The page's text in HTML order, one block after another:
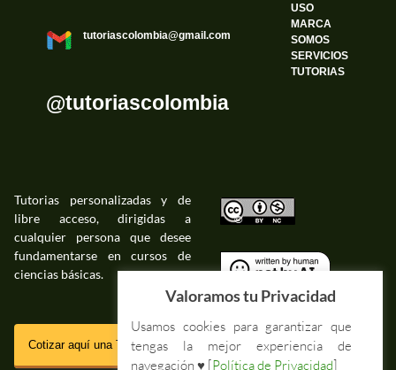
tutoriascolombia@gmail.com
@tutoriascolombia
USO
MARCA
SOMOS
SERVICIOS
TUTORIAS
Tutorias personalizadas y de
libre acceso, dirigidas a
cualquier persona que desee
fundamentarse en cursos de
ciencias básicas.
Cotizar aquí una Tutoria Web
©
©
SSL
Valoramos tu Privacidad
Usamos cookies para garantizar que
tengas la mejor experiencia de
navegación ♥ [Política de Privacidad]